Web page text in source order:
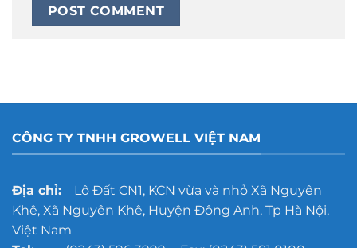
CÔNG TY TNHH GROWELL VIỆT NAM
Địa chỉ:Lô Đất CN1, KCN vừa và nhỏ Xã Nguyên
Khê, Xã Nguyên Khê, Huyện Đông Anh, Tp Hà Nội,
Việt Nam